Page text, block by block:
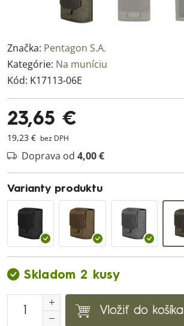
Značka: Pentagon S.A.
Kategórie: Na muníciu
Kód: K17113-06E
23,65 €
19,23 € bez DPH
Doprava od 4,00 €
Varianty produktu
Skladom 2 kusy
Vložiť do košíka